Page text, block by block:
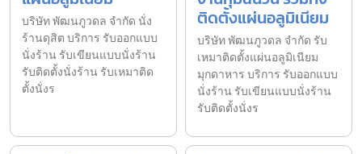
บริษัท พัฒนภูวดล จำกัด นั่ง
ร้านดุสิต บริการ รับออกแบบ
นั่งร้าน รับเขียนแบบนั่งร้าน
รับติดตั้งนั่งร้าน รับเหมาติด
ตั้งนั่งร
ติดตั้งแผ่นอลูมิเนียม
บริษัท พัฒนภูวดล จำกัด รับ
เหมาติดตั้งแผ่นอลูมิเนียม
มุกดาหาร บริการ รับออกแบบ
นั่งร้าน รับเขียนแบบนั่งร้าน
รับติดตั้งนั่งร